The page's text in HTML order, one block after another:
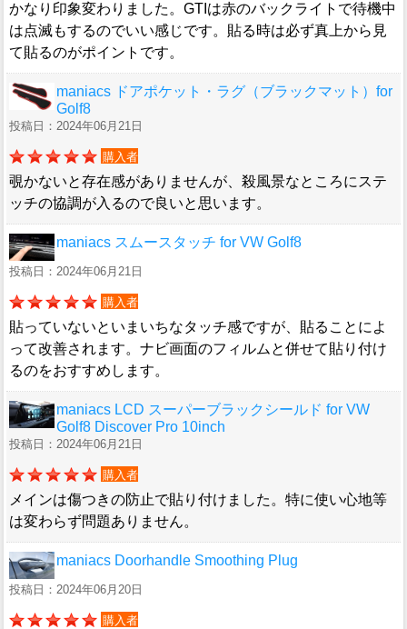
かなり印象変わりました。GTIは赤のバックライトで待機中
は点滅もするのでいい感じです。貼る時は必ず真上から見
て貼るのがポイントです。
maniacs ドアポケット・ラグ（ブラックマット）for
Golf8
投稿日：2024年06月21日
購入者
覗かないと存在感がありませんが、殺風景なところにステ
ッチの協調が入るので良いと思います。
maniacs スムースタッチ for VW Golf8
投稿日：2024年06月21日
購入者
貼っていないといまいちなタッチ感ですが、貼ることによ
って改善されます。ナビ画面のフィルムと併せて貼り付け
るのをおすすめします。
maniacs LCD スーパーブラックシールド for VW
Golf8 Discover Pro 10inch
投稿日：2024年06月21日
購入者
メインは傷つきの防止で貼り付けました。特に使い心地等
は変わらず問題ありません。
maniacs Doorhandle Smoothing Plug
投稿日：2024年06月20日
購入者